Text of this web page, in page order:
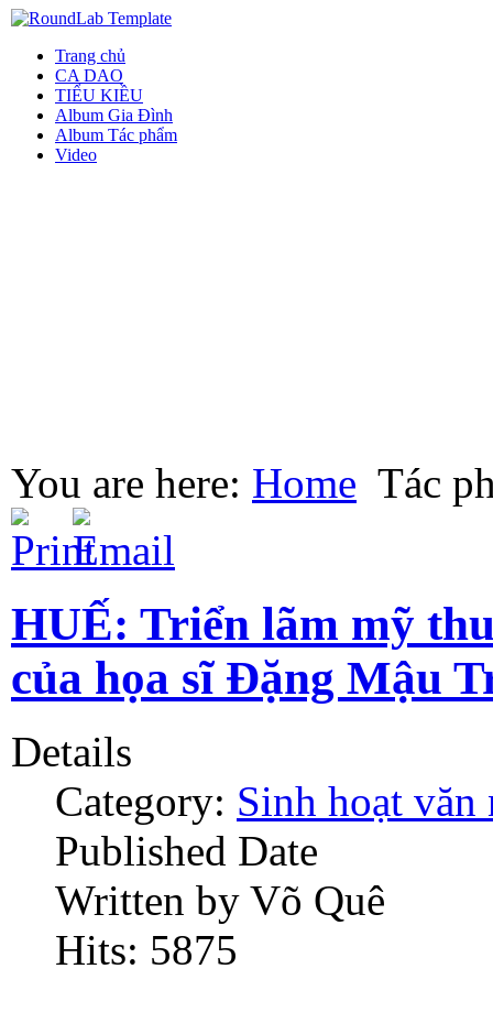
Trang chủ
CA DAO
TIỂU KIỀU
Album Gia Đình
Album Tác phẩm
Video
You are here: Home Tác
HUẾ: Triển lãm mỹ
của họa sĩ Đặng Mậu
Details
Category: Sinh hoạt văn
Published Date
Written by Võ Quê
Hits: 5875